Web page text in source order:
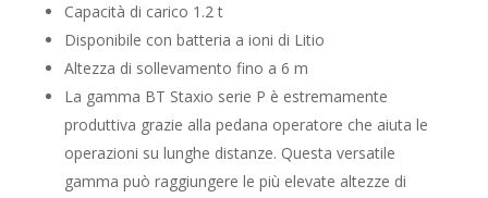
Capacità di carico 1.2 t
Disponibile con batteria a ioni di Litio
Altezza di sollevamento fino a 6 m
La gamma BT Staxio serie P è estremamente
produttiva grazie alla pedana operatore che aiuta le
operazioni su lunghe distanze. Questa versatile
gamma può raggiungere le più elevate altezze di